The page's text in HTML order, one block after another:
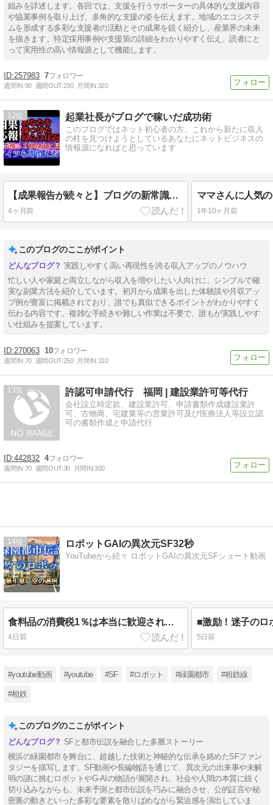
組みを詳述します。各回では、支援を行うサポーターの具体的な支援内容
や協業事例を取り上げ、多角的な支援の姿を伝えます。地域のエコシステ
ムを形成する多彩な支援者の活動とその成果を鋭く紹介し、産業界の未来
を描きます。特定採用事例や支援策の詳細をわかりやすく伝え、読者にと
って実用性の高い情報源として機能します。
257983 7
週間IN:90 週間OUT:230 月間IN:320
12 起業社長がブログで稼いだ成功術
このブログではネット初心者の方、これから新たに収入
の柱を見つけようとしているあなたにネットビジネスの
情報源になればと思っています
【成果報告が続々と】ブログの新常識ノウハウ公開
4ヶ月前 1年10ヶ月前
このブログのここがポイント
実践しやすく高い再現性を誇る収入アップのノウハウ
忙しい人や家庭と両立しながら収入を増やしたい人向けに、シンプルで確
実な副業方法を紹介しています。初月から成果を出した体験談や月収アッ
プ例が豊富に掲載されており、誰でも真似できるポイントがわかりやすく
伝わる内容です。複雑な手続きや難しい作業は不要で、誰もが実践しやす
い仕組みを提案しています。
270063 10
週間IN:70 週間OUT:250 月間IN:310
13 許認可申請代行 福岡 | 建設業許可等代行
会社設立時定款、建設業許可、申請書類作成建設業許
可、古物商、宅建業等の営業許可及び医療法人等設立認
可の書類作成と申請代行
442832 4
週間IN:70 週間OUT:30 月間IN:300
14 ロボットGAIの異次元SF32秒
YouTubeから続々 ロボットGAIの異次元SFショート動画
食料品の消費税1％は本当に歓迎されるのか？
4日前 5日前
#youtube動画 #youtube #SF #ロボット #緑園都市 #相鉄線
#相鉄
このブログのここがポイント
SFと都市伝説を融合した多層ストーリー
横浜の緑園都市を舞台に、超越した技術と神秘的な伝承を絡めたSFファン
タジーを描写します。SF動画や長編物語を通じて、異次元の出来事や未解
明の謎に挑むロボットやG-AIの物語が展開され、社会や人間の本質に鋭く
切り込みながらも、未来予測と都市伝説を巧みに融合させ、公的証言や秘
密裏の動きといった多彩な要素を散りばめながら緊迫感を演出していま